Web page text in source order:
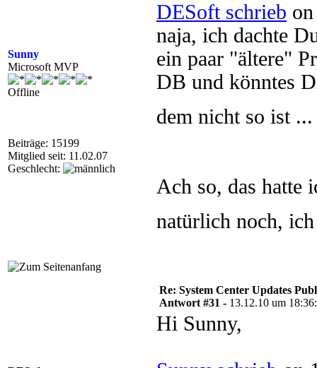
Sunny
Microsoft MVP
Offline
Beiträge: 15199
Mitglied seit: 11.02.07
Geschlecht:
DESoft schrieb
naja, ich dachte
ein paar "ältere"
DB und könntes
dem nicht so ist
Ach so, das hatte
natürlich noch,
Re: System Center Updates
Antwort #31 - 13.12.10 um
Hi Sunny,